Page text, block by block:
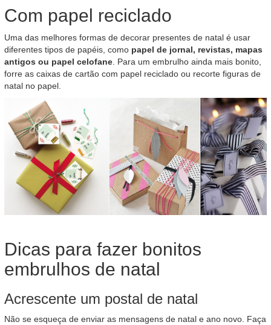
Com papel reciclado
Uma das melhores formas de decorar presentes de natal é usar
diferentes tipos de papéis, como papel de jornal, revistas, mapas
antigos ou papel celofane . Para um embrulho ainda mais bonito,
forre as caixas de cartão com papel reciclado ou recorte figuras de
natal no papel.
Dicas para fazer bonitos
embrulhos de natal
Acrescente um postal de natal
Não se esqueça de enviar as mensagens de natal e ano novo. Faça